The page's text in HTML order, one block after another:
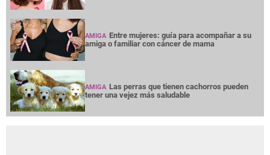
AMIGA Entre mujeres: guía para acompañar a su
amiga o familiar con cáncer de mama
AMIGA Las perras que tienen cachorros pueden
tener una vejez más saludable